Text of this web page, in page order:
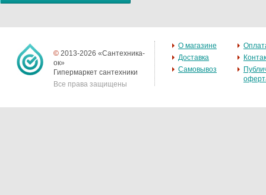
© 2013-2026 «Сантехника-
ок»
Гипермаркет сантехники
Все права защищены
О магазине
Доставка
Самовывоз